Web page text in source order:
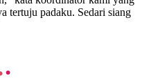
tertuju padaku. Sedari siang